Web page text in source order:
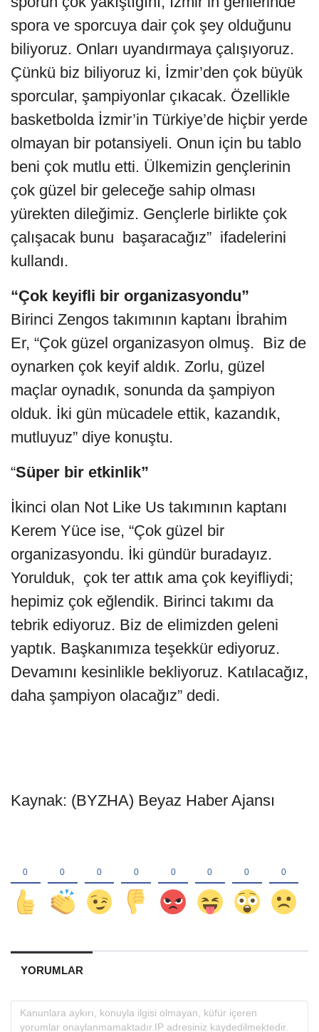
spora ve sporcuya dair çok şey olduğunu
biliyoruz. Onları uyandırmaya çalışıyoruz.
Çünkü biz biliyoruz ki, İzmir’den çok büyük
sporcular, şampiyonlar çıkacak. Özellikle
basketbolda İzmir’in Türkiye’de hiçbir yerde
olmayan bir potansiyeli. Onun için bu tablo
beni çok mutlu etti. Ülkemizin gençlerinin
çok güzel bir geleceğe sahip olması
yürekten dileğimiz. Gençlerle birlikte çok
çalışacak bunu başaracağız” ifadelerini
kullandı.
“Çok keyifli bir organizasyondu”
Birinci Zengos takımının kaptanı İbrahim
Er, “Çok güzel organizasyon olmuş. Biz de
oynarken çok keyif aldık. Zorlu, güzel
maçlar oynadık, sonunda da şampiyon
olduk. İki gün mücadele ettik, kazandık,
mutluyuz” diye konuştu.
“Süper bir etkinlik”
İkinci olan Not Like Us takımının kaptanı
Kerem Yüce ise, “Çok güzel bir
organizasyondu. İki gündür buradayız.
Yorulduk, çok ter attık ama çok keyifliydi;
hepimiz çok eğlendik. Birinci takımı da
tebrik ediyoruz. Biz de elimizden geleni
yaptık. Başkanımıza teşekkür ediyoruz.
Devamını kesinlikle bekliyoruz. Katılacağız,
daha şampiyon olacağız” dedi.
Kaynak: (BYZHA) Beyaz Haber Ajansı
YORUMLAR